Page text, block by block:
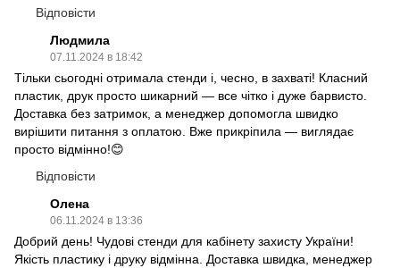
Відповісти
Людмила
07.11.2024 в 18:42
Тільки сьогодні отримала стенди і, чесно, в захваті! Класний
пластик, друк просто шикарний — все чітко і дуже барвисто.
Доставка без затримок, а менеджер допомогла швидко
вирішити питання з оплатою. Вже прикріпила — виглядає
просто відмінно!😊
Відповісти
Олена
06.11.2024 в 13:36
Добрий день! Чудові стенди для кабінету захисту України!
Якість пластику і друку відмінна. Доставка швидка, менеджер